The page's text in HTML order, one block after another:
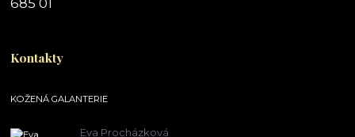
Kontakty
KOŽENÁ GALANTERIE
Eva Procházková